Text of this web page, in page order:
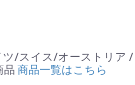
ツ/スイス/オーストリア /
品 商品一覧はこちら